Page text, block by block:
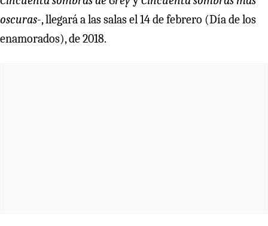
oscuras-, llegará a las salas el 14 de febrero (Día de los
enamorados), de 2018.